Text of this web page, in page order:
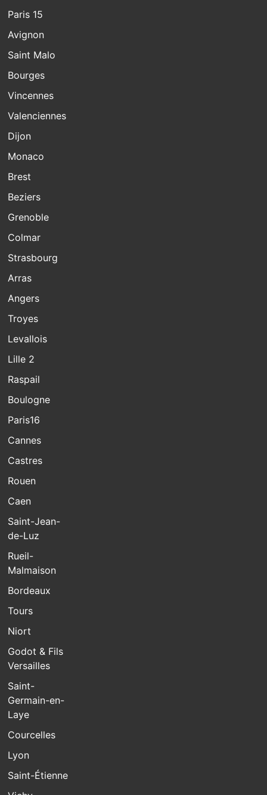
Paris 15
Avignon
Saint Malo
Bourges
Vincennes
Valenciennes
Dijon
Monaco
Brest
Beziers
Grenoble
Colmar
Strasbourg
Arras
Angers
Troyes
Levallois
Lille 2
Raspail
Boulogne
Paris16
Cannes
Castres
Rouen
Caen
Saint-Jean-
de-Luz
Rueil-
Malmaison
Bordeaux
Tours
Niort
Godot & Fils
Versailles
Saint-
Germain-en-
Laye
Courcelles
Lyon
Saint-Étienne